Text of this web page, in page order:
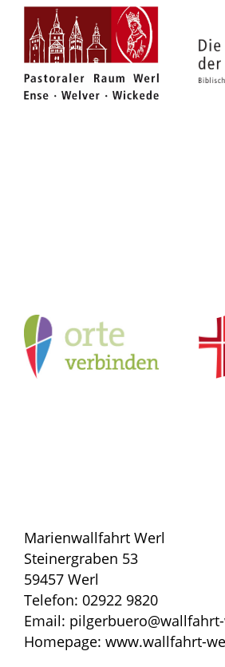
Marienwallfahrt Werl
Steinergraben 53
59457 Werl
Telefon: 02922 9820
Email:
Homepage: www.wallfahrt-